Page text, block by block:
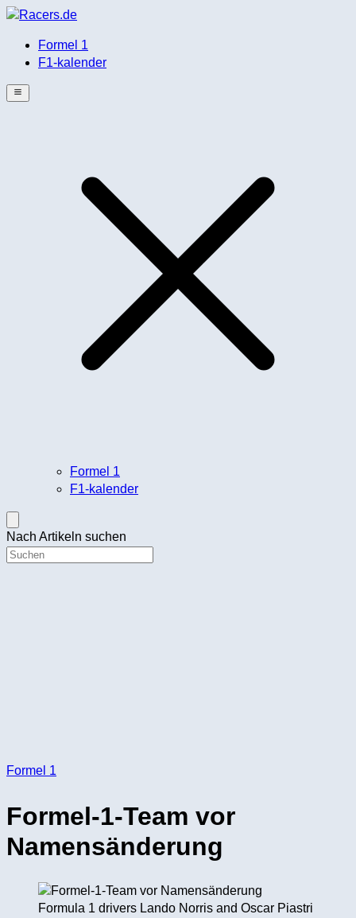
Formel 1
F1-kalender
Formel 1
F1-kalender
Nach Artikeln suchen
Formel 1
Formel-1-Team vor
Namensänderung
Formula 1 drivers Lando Norris and Oscar Piastri